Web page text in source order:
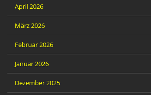
April 2026
März 2026
Februar 2026
Januar 2026
Dezember 2025